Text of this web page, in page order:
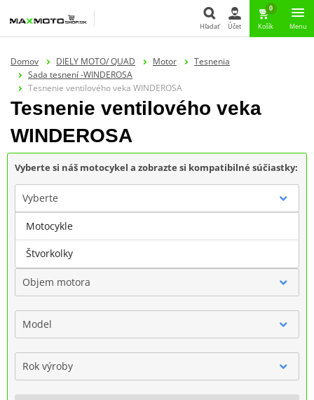
Hľadať Účet
0
Košík Menu
Domov DIELY MOTO/ QUAD Motor
Tesnenia
Sada tesnení -WINDEROSA
Tesnenie ventilového veka WINDEROSA
Tesnenie ventilového veka
WINDEROSA
Vyberte si náš motocykel a zobrazte si kompatibilné súčiastky:
Vyberte
Značka
Objem motora
Model
Rok výroby
Motocykle
Štvorkolky